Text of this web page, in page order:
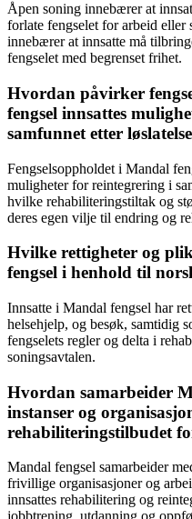
Åpen soning innebærer at
forlate fengselet for arbeid eller
innebærer at innsatte må
fengselet med begrenset frihet.
Hvordan påvirker
fengsel innsattes
samfunnet etter
Fengselsoppholdet i Mandal
muligheter for reintegrering i
hvilke rehabiliteringstiltak og
deres egen vilje til endring og
Hvilke rettigheter og
fengsel i henhold til
Innsatte i Mandal fengsel har
helsehjelp, og besøk, samtidig
fengselets regler og delta i
soningsavtalen.
Hvordan samarbeider
instanser og
rehabiliteringstilbudet
Mandal fengsel samarbeider
frivillige organisasjoner og
innsattes rehabilitering og